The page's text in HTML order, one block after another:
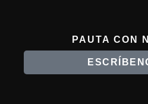
PAUTA CON